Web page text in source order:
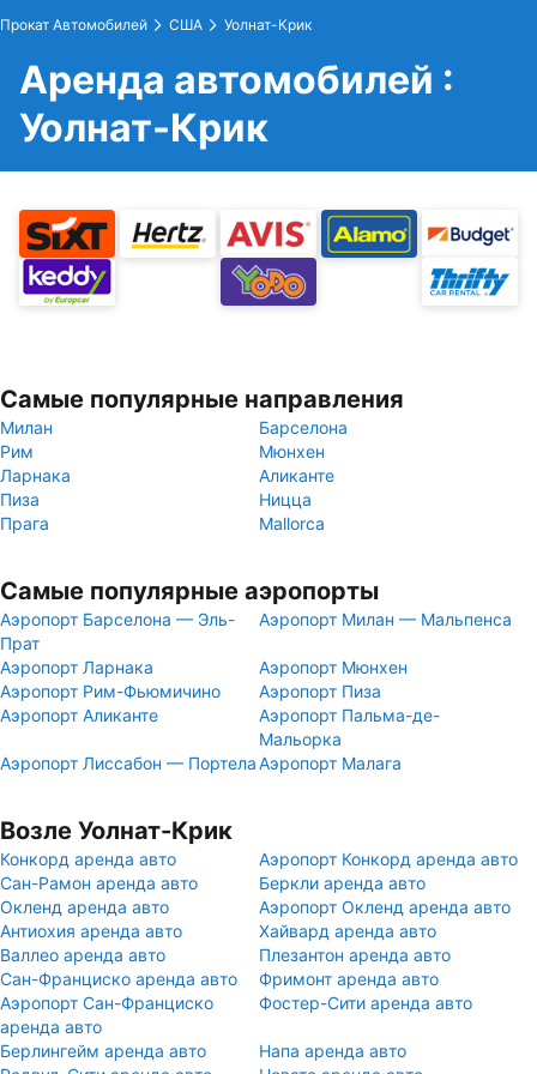
Прокат Автомобилей США Уолнат-Крик
Аренда автомобилей :
Уолнат-Крик
Самые популярные направления
Милан
Барселона
Рим
Мюнхен
Ларнака
Аликанте
Пиза
Ницца
Прага
Mallorca
Самые популярные аэропорты
Аэропорт Барселона — Эль-
Прат
Аэропорт Милан — Мальпенса
Аэропорт Ларнака
Аэропорт Мюнхен
Аэропорт Рим-Фьюмичино
Аэропорт Пиза
Аэропорт Аликанте
Аэропорт Пальма-де-
Мальорка
Аэропорт Лиссабон — ПортелаАэропорт Малага
Возле Уолнат-Крик
Конкорд аренда авто
Аэропорт Конкорд аренда авто
Сан-Рамон аренда авто
Беркли аренда авто
Окленд аренда авто
Аэропорт Окленд аренда авто
Антиохия аренда авто
Хайвард аренда авто
Валлео аренда авто
Плезантон аренда авто
Сан-Франциско аренда авто
Фримонт аренда авто
Аэропорт Сан-Франциско
аренда авто
Фостер-Сити аренда авто
Берлингейм аренда авто
Напа аренда авто